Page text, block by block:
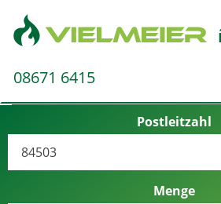
08671 6415
Postleitzahl
Menge